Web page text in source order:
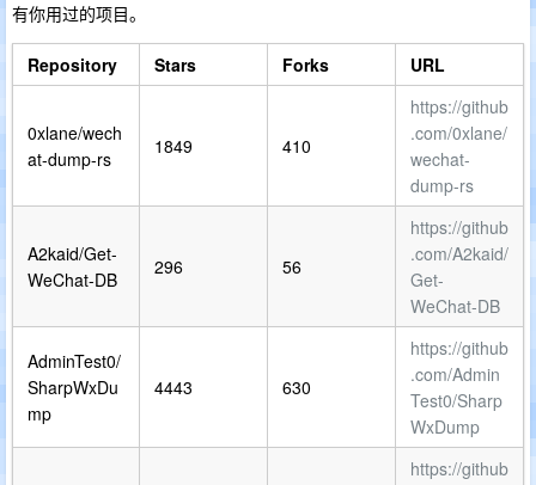
有你用过的项目。
Repository Stars Forks URL
0xlane/wech
at-dump-rs
1849 410
https://github
.com/0xlane/
wechat-
dump-rs
A2kaid/Get-
WeChat-DB
296 56
https://github
.com/A2kaid/
Get-
WeChat-DB
AdminTest0/
SharpWxDu
mp
4443 630
https://github
.com/Admin
Test0/Sharp
WxDump
https://github